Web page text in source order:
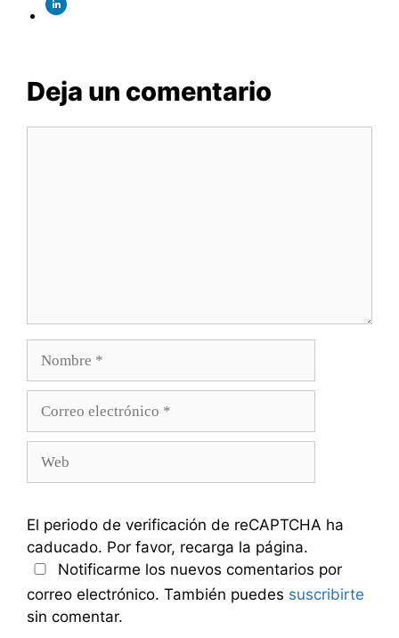
Deja un comentario
electrónico
El periodo de verificación de reCAPTCHA ha
caducado. Por favor, recarga la página.
Notificarme los nuevos comentarios por
correo electrónico. También puedes suscribirte
sin comentar.